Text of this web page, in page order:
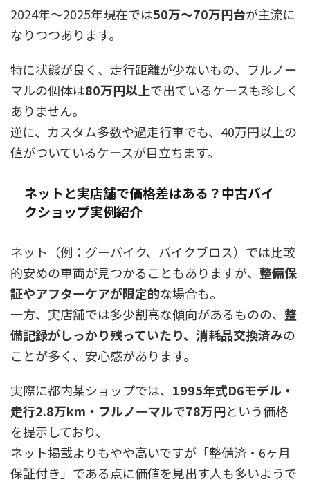
2024年〜2025年現在では50万〜70万円台が主流に
なりつつあります。
特に状態が良く、走行距離が少ないもの、フルノー
マルの個体は80万円以上で出ているケースも珍しく
ありません。
逆に、カスタム多数や過走行車でも、40万円以上の
値がついているケースが目立ちます。
ネットと実店舗で価格差はある？中古バイ
クショップ実例紹介
ネット（例：グーバイク、バイクブロス）では比較
的安めの車両が見つかることもありますが、 整備保
証やアフターケアが限定的な場合も。
一方、実店舗では多少割高な傾向があるものの、 整
備記録がしっかり残っていたり、消耗品交換済みの
ことが多く、安心感があります。
実際に都内某ショップでは、 1995年式D6モデル・
走行2.8万km・フルノーマルで78万円という価格
を提示しており、
ネット掲載よりもやや高いですが「整備済・6ヶ月
保証付き」である点に価値を見出す人も多いようで